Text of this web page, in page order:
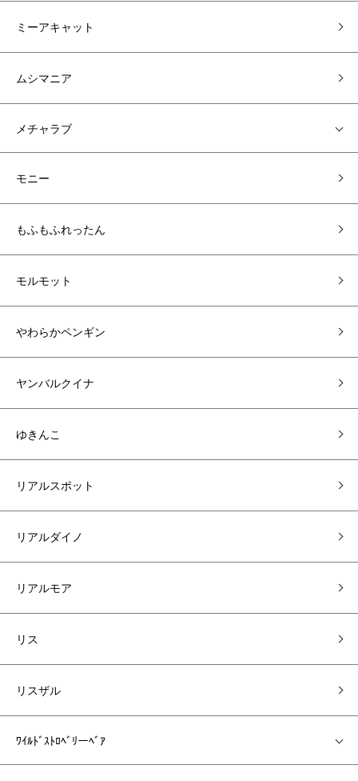
ミーアキャット
ムシマニア
メチャラブ
モニー
もふもふれったん
モルモット
やわらかペンギン
ヤンバルクイナ
ゆきんこ
リアルスポット
リアルダイノ
リアルモア
リス
リスザル
ﾜｲﾙﾄﾞｽﾄﾛﾍﾞﾘーﾍﾞｱ